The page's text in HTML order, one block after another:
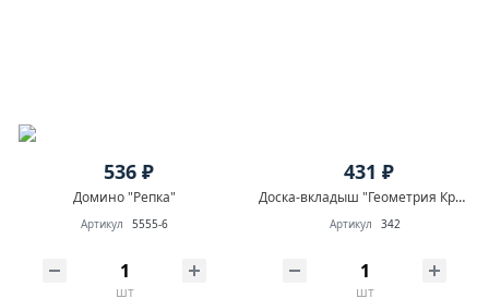
536 ₽
Домино "Репка"
Артикул 5555-6
шт
431 ₽
Доска-вкладыш "Геометрия Круг"
Артикул 342
шт